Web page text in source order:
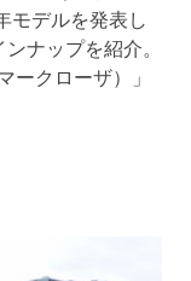
モデルを発表し
ナップを紹介。
ークローザ）」